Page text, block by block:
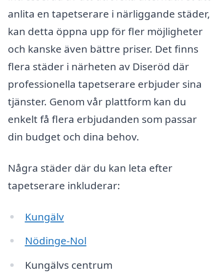
anlita en tapetserare i närliggande städer,
kan detta öppna upp för fler möjligheter
och kanske även bättre priser. Det finns
flera städer i närheten av Diseröd där
professionella tapetserare erbjuder sina
tjänster. Genom vår plattform kan du
enkelt få flera erbjudanden som passar
din budget och dina behov.
Några städer där du kan leta efter
tapetserare inkluderar:
Kungälv
Nödinge-Nol
Kungälvs centrum